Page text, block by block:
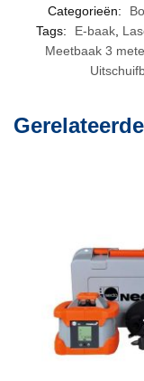
Categorieën:
Tags:
E-baak,
Meetbaak 3